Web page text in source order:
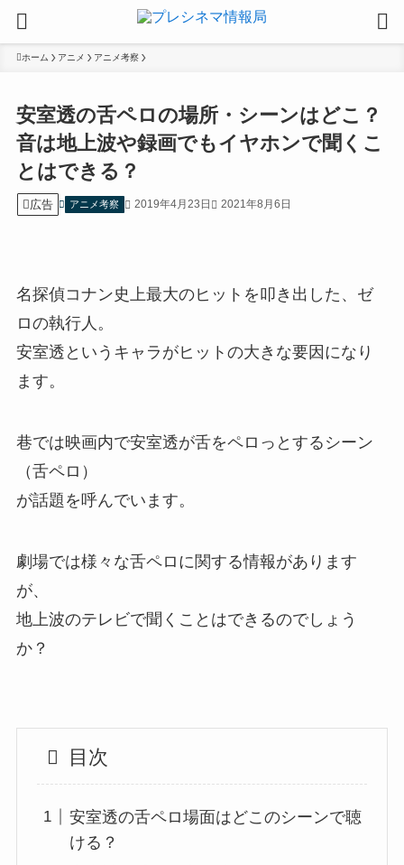
ホーム アニメ アニメ考察
安室透の舌ペロの場所・シーンはどこ？
音は地上波や録画でもイヤホンで聞くこ
とはできる？
広告 アニメ考察 2019年4月23日 2021年8月6日
名探偵コナン史上最大のヒットを叩き出した、ゼ
ロの執行人。
安室透というキャラがヒットの大きな要因になり
ます。
巷では映画内で安室透が舌をペロっとするシーン
（舌ペロ）
が話題を呼んでいます。
劇場では様々な舌ペロに関する情報があります
が、
地上波のテレビで聞くことはできるのでしょう
か？
目次
安室透の舌ペロ場面はどこのシーンで聴
ける？